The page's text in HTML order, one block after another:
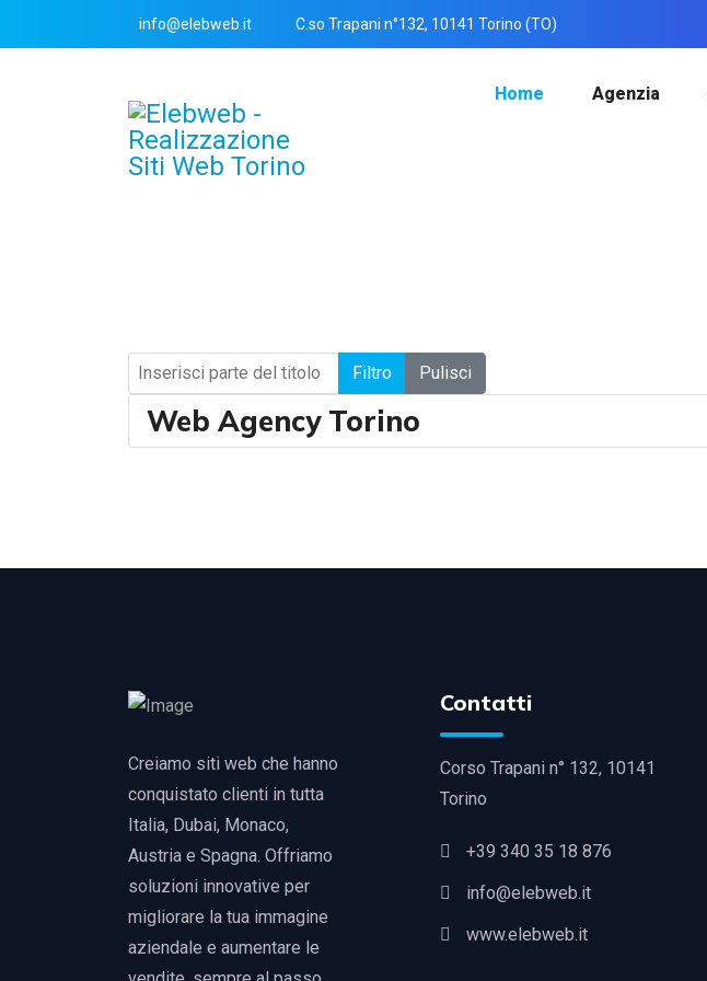
info@elebweb.it C.so Trapani n°132, 10141 Torino (TO)
Home Agenzia
Inserisci parte del titolo Filtro Pulisci
Web Agency Torino
Creiamo siti web che hanno
conquistato clienti in tutta
Italia, Dubai, Monaco,
Austria e Spagna. Offriamo
soluzioni innovative per
migliorare la tua immagine
aziendale e aumentare le
Contatti
Corso Trapani n° 132, 10141
Torino
+39 340 35 18 876
info@elebweb.it
www.elebweb.it